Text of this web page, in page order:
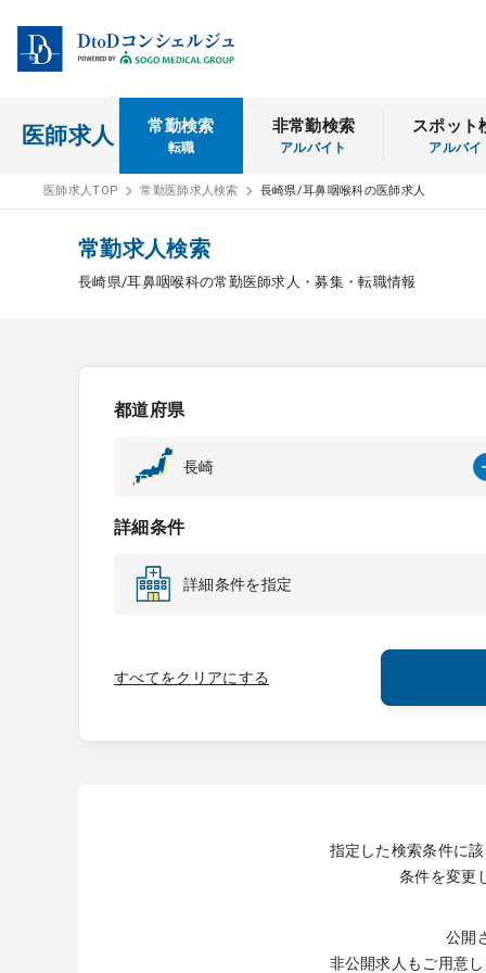
医師求人 常勤検索
転職
非常勤検索
アルバイト
スポット
アルバイ
医師求人TOP 常勤医師求人検索 長崎県/耳鼻咽喉科の医師求人
常勤求人検索
長崎県/耳鼻咽喉科の常勤医師求人・募集・転職情報
都道府県
長崎
詳細条件
詳細条件を指定
すべてをクリアにする
指定した検索条件に
条件を変更
公開
非公開求人もご用意